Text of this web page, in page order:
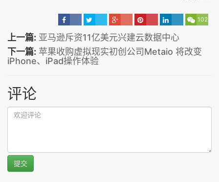
102
上一篇: 亚马逊斥资11亿美元兴建云数据中心
下一篇: 苹果收购虚拟现实初创公司Metaio 将改变
iPhone、iPad操作体验
评论
提交